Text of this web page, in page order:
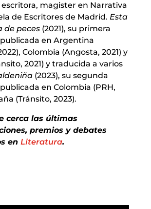
magister en Narrativa
de Escritores de Madrid. Esta
de peces(2021), su primera
en Argentina
Colombia (Angosta, 2021) y
2021) y traducida a varios
(2023), su segunda
en Colombia (PRH,
(Tránsito, 2023).
cerca las últimas
premios y debates
en Literatura.